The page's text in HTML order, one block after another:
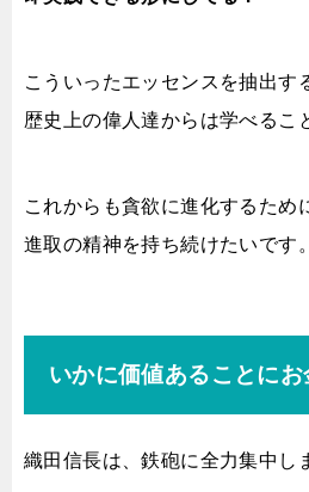
こういったエッセンスを抽出す
歴史上の偉人達からは学べるこ
これからも貪欲に進化するため
進取の精神を持ち続けたいです。
いかに価値あることにお
織田信長は、鉄砲に全力集中し